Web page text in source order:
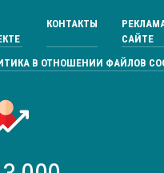
КОНТАКТЫ
САЙТЕ
В ОТНОШЕНИИ ФАЙЛОВ